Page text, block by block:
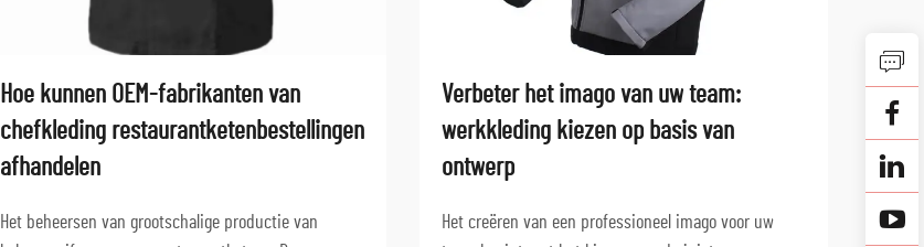
Hoe kunnen OEM-fabrikanten van
chefkleding restaurantketenbestellingen
afhandelen
Het beheersen van grootschalige productie van
Verbeter het imago van uw team:
werkkleding kiezen op basis van
ontwerp
Het creëren van een professioneel imago voor uw
in
vlak,